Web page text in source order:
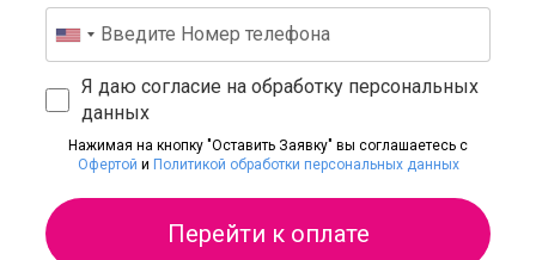
Я даю согласие на обработку персональных
данных
Нажимая на кнопку "Оставить Заявку" вы соглашаетесь с
Офертой и Политикой обработки персональных данных
Перейти к оплате